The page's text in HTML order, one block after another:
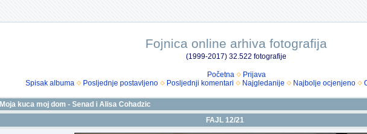
Fojnica online arhiva fotografija
(1999-2017) 32.522 fotografije
Početna
Prijava
Spisak albuma
Posljednje postavljeno Posljednji komentari Najgledanije Najbolje ocjenjeno
Moja kuca moj dom - Senad i Alisa Cohadzic
FAJL 12/21